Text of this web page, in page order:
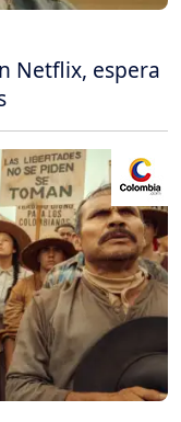
Netflix, espera